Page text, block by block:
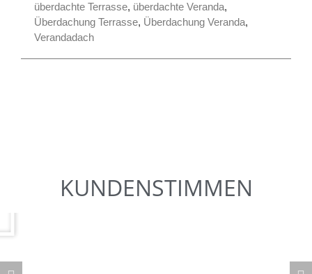
überdachte Terrasse, überdachte Veranda,
Überdachung Terrasse, Überdachung Veranda,
Verandadach
KUNDENSTIMMEN